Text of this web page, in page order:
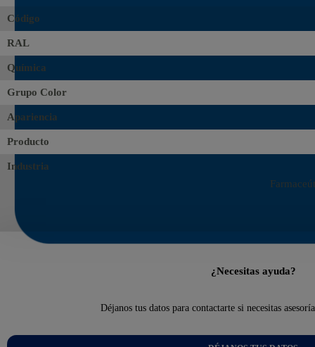
Código
RAL
Química
Grupo Color
Apariencia
Producto
Industria
¿Necesitas ayuda?
Déjanos tus datos para contactarte si necesitas